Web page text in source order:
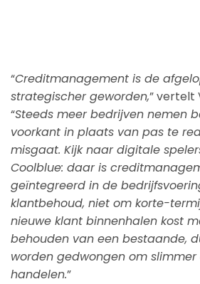
“Creditmanagement is de
strategischer geworden,” vertelt
“Steeds meer bedrijven nemen
voorkant in plaats van pas te
misgaat. Kijk naar digitale
Coolblue: daar is
geïntegreerd in de
klantbehoud, niet om korte-
nieuwe klant binnenhalen kost
behouden van een bestaande,
worden gedwongen om
handelen.”